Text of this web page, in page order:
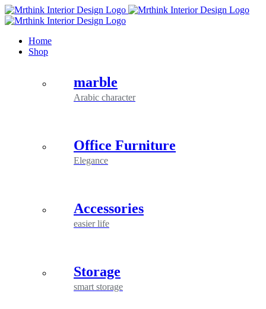
Skip
to
Home
Shop
marble
Arabic character
Office Furniture
Elegance
Accessories
easier life
Storage
smart storage